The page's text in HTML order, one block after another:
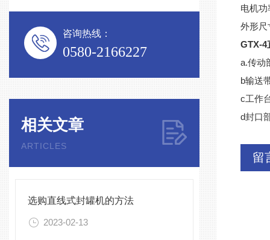
咨询热线：
0580-2166227
相关文章
ARTICLES
选购直线式封罐机的方法
2023-02-13
电机
外形尺
GTX-4
a.传动
b输送
c工作
d封口
留